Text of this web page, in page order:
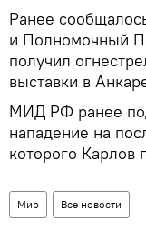
Ранее
и Полномочный
получил
выставки в
МИД РФ ранее
нападение на
которого Карлов
Мир Все новости